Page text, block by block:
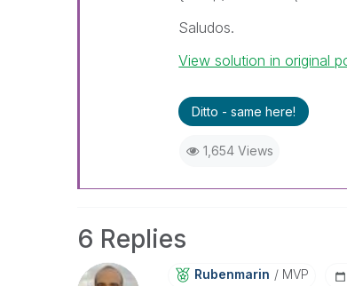
Saludos.
View solution in original
Ditto - same here!
1,654 Views
6 Replies
Rubenmarin MVP